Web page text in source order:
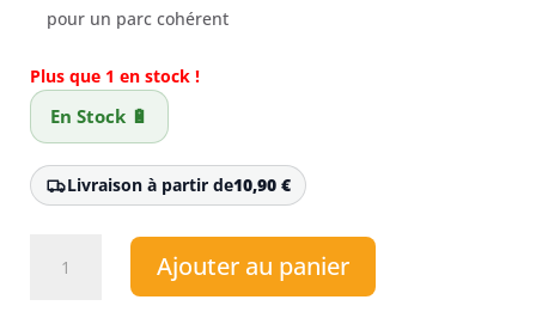
pour un parc cohérent
Plus que 1 en stock !
En Stock 🔋
Livraison à partir de10,90 €
Ajouter au panier